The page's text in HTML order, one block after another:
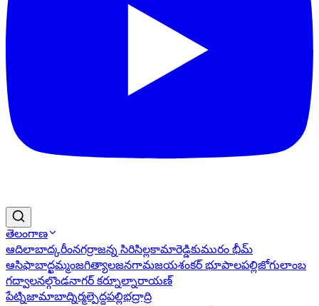
తెలంగాణ
ఆదిలాబాద్కరీంనగర్రాజన్న సిరిసిల్లకామారెడ్డికుమురం భీమ్
ఆసిఫాబాద్ఖమ్మంజగిత్యాలజనగామజయశంకర్ భూపాలపల్లిజోగులాంబ
గద్వాలనల్గొండనాగర్ కర్నూల్నారాయణ్
పేట్నిజామాబాద్నిర్మల్పెద్దపల్లిభద్రాద్రి